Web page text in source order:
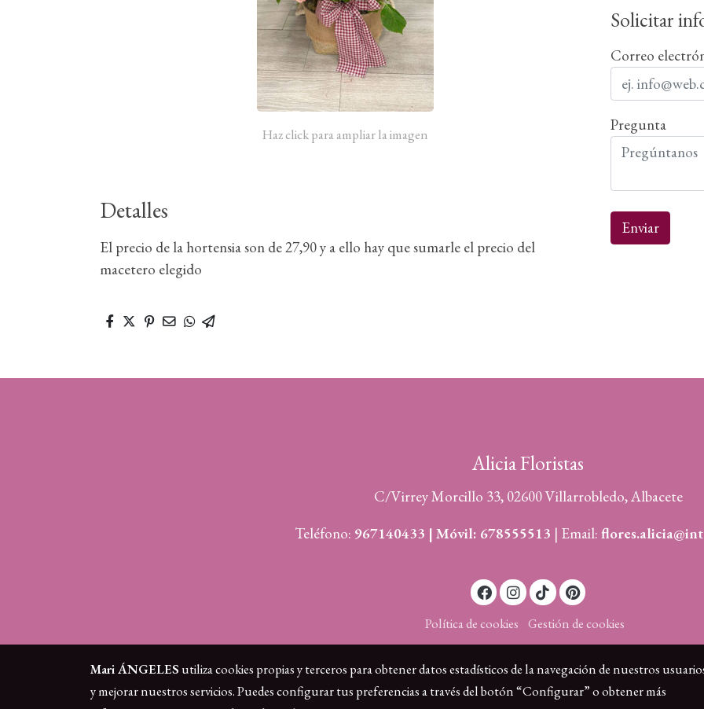
Haz click para ampliar la imagen
Detalles
El precio de la hortensia son de 27,90 y a ello hay que sumarle el precio del
macetero elegido
Solicitar
Correo
Pregunta
Enviar
Alicia Floristas
C/Virrey Morcillo 33, 02600 Villarrobledo, Albacete
Teléfono: 967140433 | Móvil: 678555513 | Email:
Política de cookies Gestión de cookies
Mari ÁNGELES utiliza cookies propias y terceros para obtener datos estadísticos de la navegación de nuestros
y mejorar nuestros servicios. Puedes configurar tus preferencias a través del botón “Configurar” o obtener más